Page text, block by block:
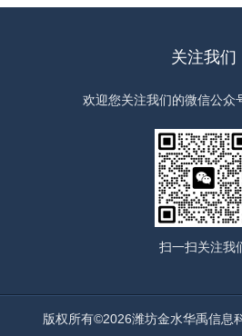
关注我们
欢迎您关注我们的微信公众
扫一扫关注我
版权所有©2026潍坊金水华禹信息